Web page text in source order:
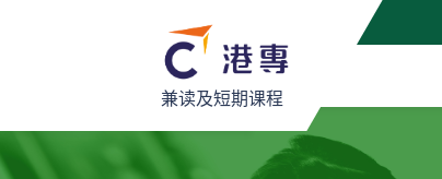
兼读及短期课程